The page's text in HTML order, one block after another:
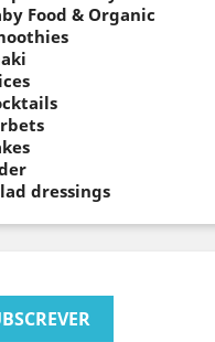
Food & Organic
dressings